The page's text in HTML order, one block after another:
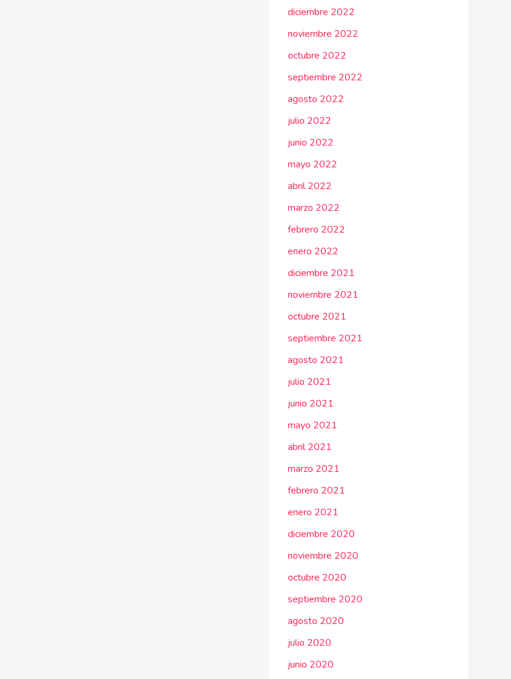
diciembre 2022
noviembre 2022
octubre 2022
septiembre 2022
agosto 2022
julio 2022
junio 2022
mayo 2022
abril 2022
marzo 2022
febrero 2022
enero 2022
diciembre 2021
noviembre 2021
octubre 2021
septiembre 2021
agosto 2021
julio 2021
junio 2021
mayo 2021
abril 2021
marzo 2021
febrero 2021
enero 2021
diciembre 2020
noviembre 2020
octubre 2020
septiembre 2020
agosto 2020
julio 2020
junio 2020